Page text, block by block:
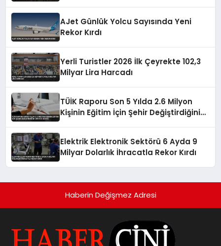
AJet Günlük Yolcu Sayısında Yeni
Rekor Kırdı
Yerli Turistler 2026 İlk Çeyrekte 102,3
Milyar Lira Harcadı
TÜİK Raporu Son 5 Yılda 2.6 Milyon
Kişinin Eğitim İçin Şehir Değiştirdiğini
Elektrik Elektronik Sektörü 6 Ayda 9
Milyar Dolarlık İhracatla Rekor Kırdı
Haberin Değişmez Adresi